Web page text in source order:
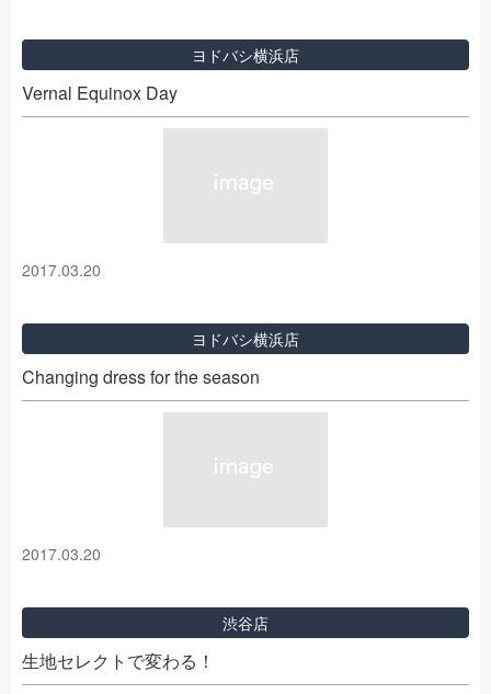
ヨドバシ横浜店
Vernal Equinox Day
2017.03.20
ヨドバシ横浜店
Changing dress for the season
2017.03.20
渋谷店
生地セレクトで変わる！